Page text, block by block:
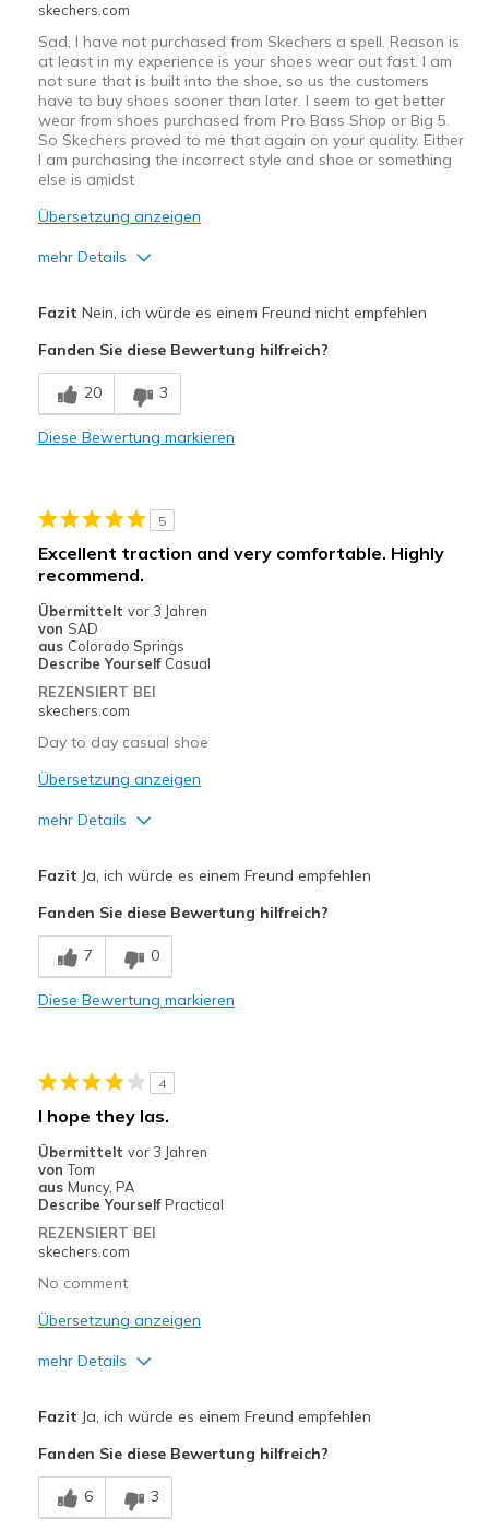
skechers.com
Sad, I have not purchased from Skechers a spell. Reason is
at least in my experience is your shoes wear out fast. I am
not sure that is built into the shoe, so us the customers
have to buy shoes sooner than later. I seem to get better
wear from shoes purchased from Pro Bass Shop or Big 5.
So Skechers proved to me that again on your quality. Either
I am purchasing the incorrect style and shoe or something
else is amidst
Übersetzung anzeigen
mehr Details
Nachteile
Poor Cushioning
Poor Quality
Desert Walks and Hiking
Width
Feels true to width
Sizing
Feels true to size
View On Shoes
Shoes are for Wearing
Fazit Nein, ich würde es einem Freund nicht empfehlen
Fanden Sie diese Bewertung hilfreich?
20 3
Diese Bewertung markieren
5
Excellent traction and very comfortable. Highly
recommend.
Übermittelt vor 3 Jahren
von SAD
aus Colorado Springs
Describe Yourself Casual
REZENSIERT BEI
skechers.com
Day to day casual shoe
Übersetzung anzeigen
mehr Details
Comfortable
Durable
Casual Wear
Width
Feels true to width
Sizing
View On Shoes
Shoes are for Wearing
Fazit Ja, ich würde es einem Freund empfehlen
Fanden Sie diese Bewertung hilfreich?
7 0
Diese Bewertung markieren
4
I hope they las.
Übermittelt vor 3 Jahren
von Tom
aus Muncy, PA
Describe Yourself Practical
REZENSIERT BEI
skechers.com
No comment
Übersetzung anzeigen
mehr Details
Breathe Well
Comfortable
Fazit Ja, ich würde es einem Freund empfehlen
Fanden Sie diese Bewertung hilfreich?
6 3